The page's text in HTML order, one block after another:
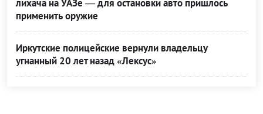
лихача на УАЗе — для остановки авто пришлось
применить оружие
Иркутские полицейские вернули владельцу
угнанный 20 лет назад «Лексус»